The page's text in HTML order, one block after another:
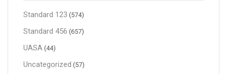
Standard 123 (574)
Standard 456 (657)
UASA (44)
Uncategorized (57)